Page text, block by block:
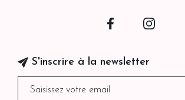
Facebook
S'inscrire à la newsletter